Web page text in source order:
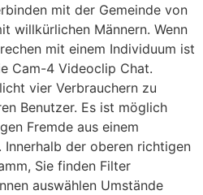
mit der Gemeinde von
willkürlichen Männern. Wenn
mit einem Individuum ist
Cam-4 Videoclip Chat.
vier Verbrauchern zu
Benutzer. Es ist möglich
Fremde aus einem
der oberen richtigen
Sie finden Filter
auswählen Umstände